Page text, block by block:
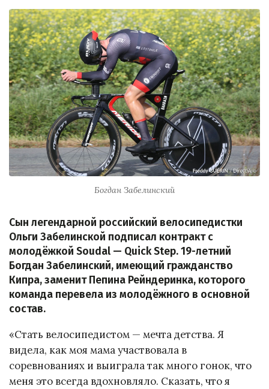
Богдан Забелинский
Сын легендарной российский велосипедистки
Ольги Забелинской подписал контракт с
молодёжкой Soudal — Quick Step. 19-летний
Богдан Забелинский, имеющий гражданство
Кипра, заменит Пепина Рейндеринка, которого
команда перевела из молодёжного в основной
состав.
«Стать велосипедистом — мечта детства. Я
видела, как моя мама участвовала в
соревнованиях и выиграла так много гонок, что
меня это всегда вдохновляло. Сказать, что я